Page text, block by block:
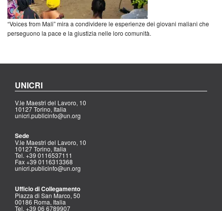
“Voices from Mali” mira a condividere le esperienze dei giovani maliani che
perseguono la pace e la giustizia nelle loro comunità.
UNICRI
V.le Maestri del Lavoro, 10
10127 Torino, Italia
unicri.publicinfo@un.org
Sede
V.le Maestri del Lavoro, 10
10127 Torino, Italia
Tel. +39 0116537111
Fax +39 0116313368
unicri.publicinfo@un.org
Ufficio di Collegamento
Piazza di San Marco, 50
00186 Roma, Italia
Tel. +39 06 6789907